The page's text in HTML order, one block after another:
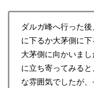
ダルガ峰へ行った
に下るか大茅側に
大茅側に向かいま
に立ち寄ってみる
な雰囲気でしたが